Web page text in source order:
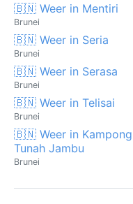
🇧🇳 Weer in Mentiri
Brunei
🇧🇳 Weer in Seria
Brunei
🇧🇳 Weer in Serasa
Brunei
🇧🇳 Weer in Telisai
Brunei
🇧🇳 Weer in Kampong
Tunah Jambu
Brunei